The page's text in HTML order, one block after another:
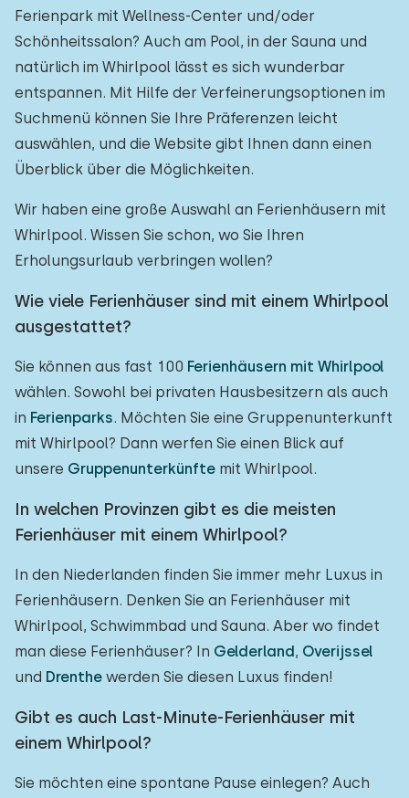
Ferienpark mit Wellness-Center und/oder
Schönheitssalon? Auch am Pool, in der Sauna und
natürlich im Whirlpool lässt es sich wunderbar
entspannen. Mit Hilfe der Verfeinerungsoptionen im
Suchmenü können Sie Ihre Präferenzen leicht
auswählen, und die Website gibt Ihnen dann einen
Überblick über die Möglichkeiten.
Wir haben eine große Auswahl an Ferienhäusern mit
Whirlpool. Wissen Sie schon, wo Sie Ihren
Erholungsurlaub verbringen wollen?
Wie viele Ferienhäuser sind mit einem Whirlpool
ausgestattet?
Sie können aus fast 100 Ferienhäusern mit Whirlpool
wählen. Sowohl bei privaten Hausbesitzern als auch
in Ferienparks. Möchten Sie eine Gruppenunterkunft
mit Whirlpool? Dann werfen Sie einen Blick auf
unsere Gruppenunterkünfte mit Whirlpool.
In welchen Provinzen gibt es die meisten
Ferienhäuser mit einem Whirlpool?
In den Niederlanden finden Sie immer mehr Luxus in
Ferienhäusern. Denken Sie an Ferienhäuser mit
Whirlpool, Schwimmbad und Sauna. Aber wo findet
man diese Ferienhäuser? In Gelderland, Overijssel
und Drenthe werden Sie diesen Luxus finden!
Gibt es auch Last-Minute-Ferienhäuser mit
einem Whirlpool?
Sie möchten eine spontane Pause einlegen? Auch